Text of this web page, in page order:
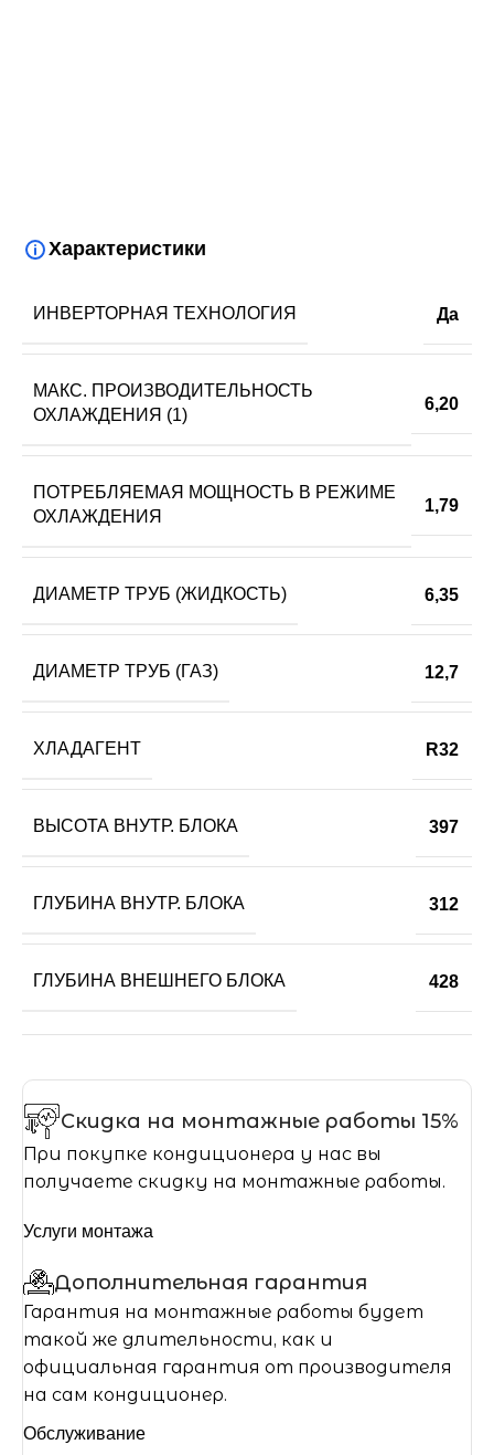
Характеристики
ИНВЕРТОРНАЯ ТЕХНОЛОГИЯ Да
МАКС. ПРОИЗВОДИТЕЛЬНОСТЬ
ОХЛАЖДЕНИЯ (1)
6,20
ПОТРЕБЛЯЕМАЯ МОЩНОСТЬ В РЕЖИМЕ
ОХЛАЖДЕНИЯ
1,79
ДИАМЕТР ТРУБ (ЖИДКОСТЬ) 6,35
ДИАМЕТР ТРУБ (ГАЗ) 12,7
ХЛАДАГЕНТ R32
ВЫСОТА ВНУТР. БЛОКА 397
ГЛУБИНА ВНУТР. БЛОКА 312
ГЛУБИНА ВНЕШНЕГО БЛОКА 428
Скидка на монтажные работы 15%
При покупке кондиционера у нас вы
получаете скидку на монтажные работы.
Услуги монтажа
Дополнительная гарантия
Гарантия на монтажные работы будет
такой же длительности, как и
официальная гарантия от производителя
на сам кондиционер.
Обслуживание